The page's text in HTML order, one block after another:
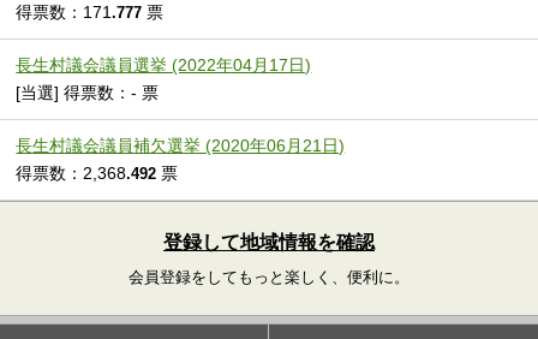
得票数：171.777 票
長生村議会議員選挙 (2022年04月17日)
[当選] 得票数：- 票
長生村議会議員補欠選挙 (2020年06月21日)
得票数：2,368.492 票
登録して地域情報を確認
会員登録をしてもっと楽しく、便利に。